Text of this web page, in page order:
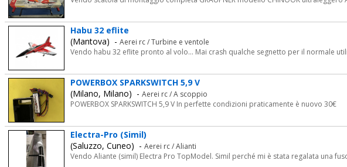
Habu 32 eflite
(Mantova) - Aerei rc / Turbine e ventole
Vendo habu 32 eflite pronto al volo... Mai crash qualche segnetto per il normale
POWERBOX SPARKSWITCH 5,9 V
(Milano, Milano) - Aerei rc / A scoppio
POWERBOX SPARKSWITCH 5,9 V In perfette condizioni praticamente è nuovo 30€
Electra-Pro (Simil)
(Saluzzo, Cuneo) - Aerei rc / Alianti
Vendo Aliante (simil) Electra Pro TopModel. Simil perché mi è stata regalata una